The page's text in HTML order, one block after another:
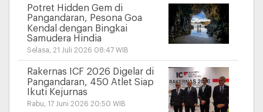
Potret Hidden Gem di
Pangandaran, Pesona Goa
Kendal dengan Bingkai
Samudera Hindia
Selasa, 21 Juli 2026 08:47 WIB
Rakernas ICF 2026 Digelar di
Pangandaran, 450 Atlet Siap
Ikuti Kejurnas
Rabu, 17 Juni 2026 20:50 WIB